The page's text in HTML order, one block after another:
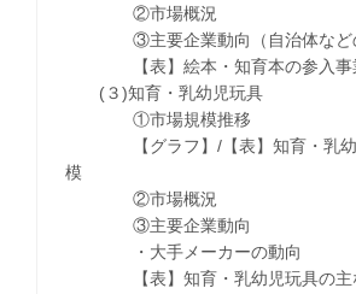
②市場概況
③主要企業動向（自治体などの
【表】絵本・知育本の参入事
(３)知育・乳幼児玩具
①市場規模推移
【グラフ】/【表】知育・乳幼
模
②市場概況
③主要企業動向
・大手メーカーの動向
【表】知育・乳幼児玩具の主